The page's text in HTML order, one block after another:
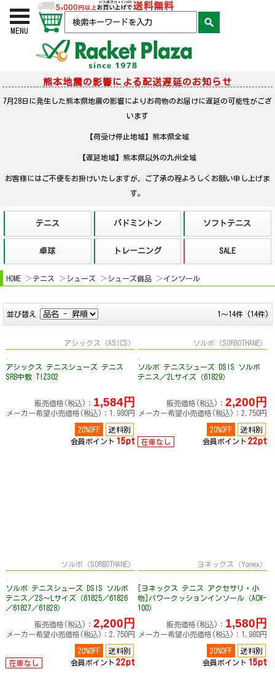
MENU
熊本地震の影響による配送遅延のお知らせ
7月28日に発生した熊本県地震の影響によりお荷物のお届けに遅延の可能性がござ
います
【荷受け停止地域】熊本県全域
【遅延地域】熊本県以外の九州全域
お客様にはご不便をお掛けいたしますが、ご了承の程よろしくお願い申し上げま
す。
HOME テニス シューズ シューズ備品 インソール
並び替え 1～14件 (14件)
アシックス（ASICS）
アシックス テニスシューズ テニス
SRB中敷 TIZ302
販売価格(税込)： 1,584円
メーカー希望小売価格(税込)：1,980円
20%OFF
送料別
会員ポイント 15pt
ソルボ（SORBOTHANE）
ソルボ テニスシューズ DSIS ソルボ
テニス／2Lサイズ（61829）
販売価格(税込)： 2,200円
メーカー希望小売価格(税込)：2,750円
20%OFF
送料別
在庫なし
会員ポイント 22pt
ソルボ（SORBOTHANE）
ソルボ テニスシューズ DSIS ソルボ
テニス／2S～Lサイズ（61825／61826
／61827／61828）
販売価格(税込)： 2,200円
メーカー希望小売価格(税込)：2,750円
20%OFF
送料別
在庫なし
会員ポイント 22pt
ヨネックス（Yonex）
[ヨネックス テニス アクセサリ・小
物]パワークッションインソール（ACW-
100）
販売価格(税込)： 1,580円
メーカー希望小売価格(税込)：1,980円
20%OFF
送料別
会員ポイント 15pt